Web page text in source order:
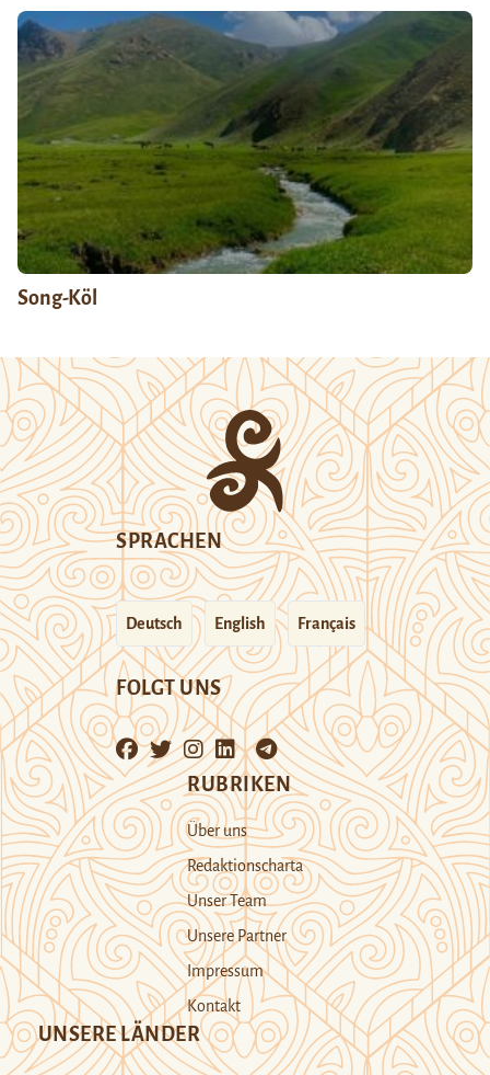
Song-Köl
SPRACHEN
Deutsch English Français
FOLGT UNS
RUBRIKEN
Über uns
Redaktionscharta
Unser Team
Unsere Partner
Impressum
Kontakt
UNSERE LÄNDER